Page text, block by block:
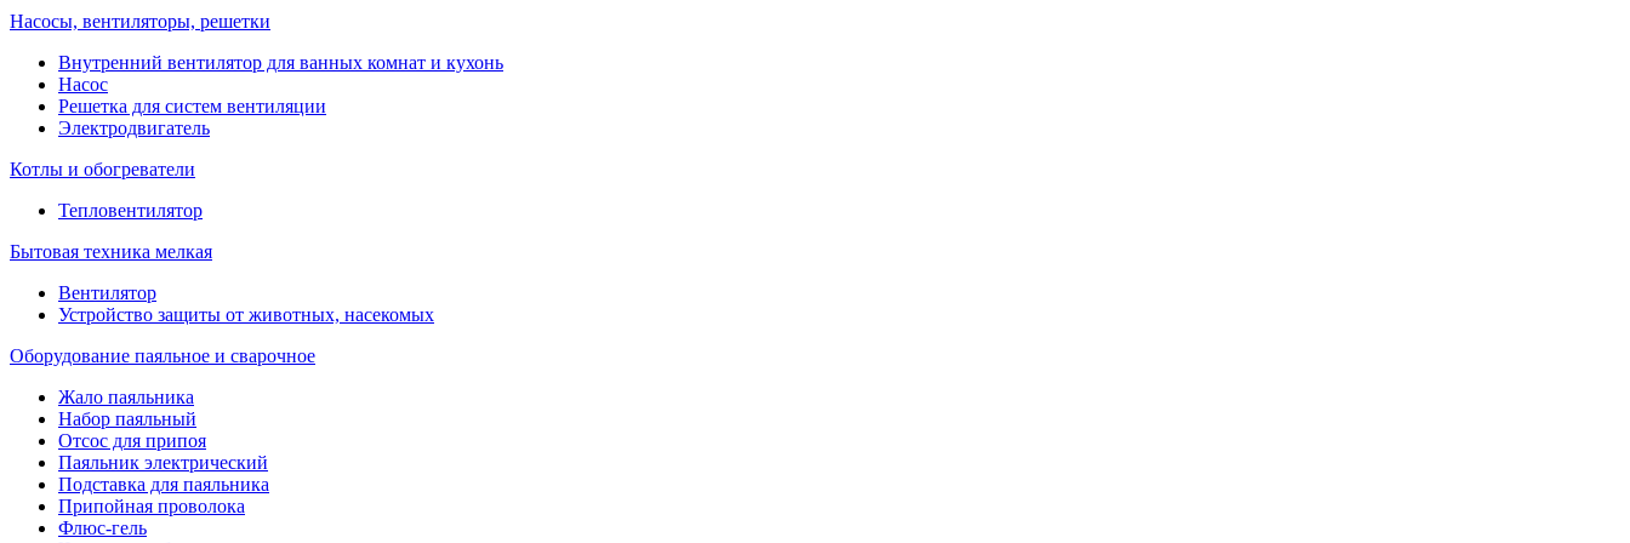
Насосы, вентиляторы, решетки
Внутренний вентилятор для ванных комнат и кухонь
Насос
Решетка для систем вентиляции
Электродвигатель
Котлы и обогреватели
Тепловентилятор
Бытовая техника мелкая
Вентилятор
Устройство защиты от животных, насекомых
Оборудование паяльное и сварочное
Жало паяльника
Набор паяльный
Отсос для припоя
Паяльник электрический
Подставка для паяльника
Припойная проволока
Флюс-гель